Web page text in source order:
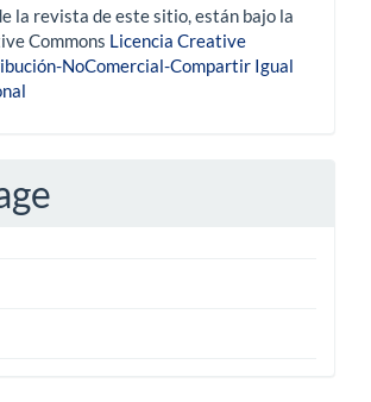
la revista de este sitio, están bajo la
Commons Licencia Creative
NoComercial-Compartir Igual